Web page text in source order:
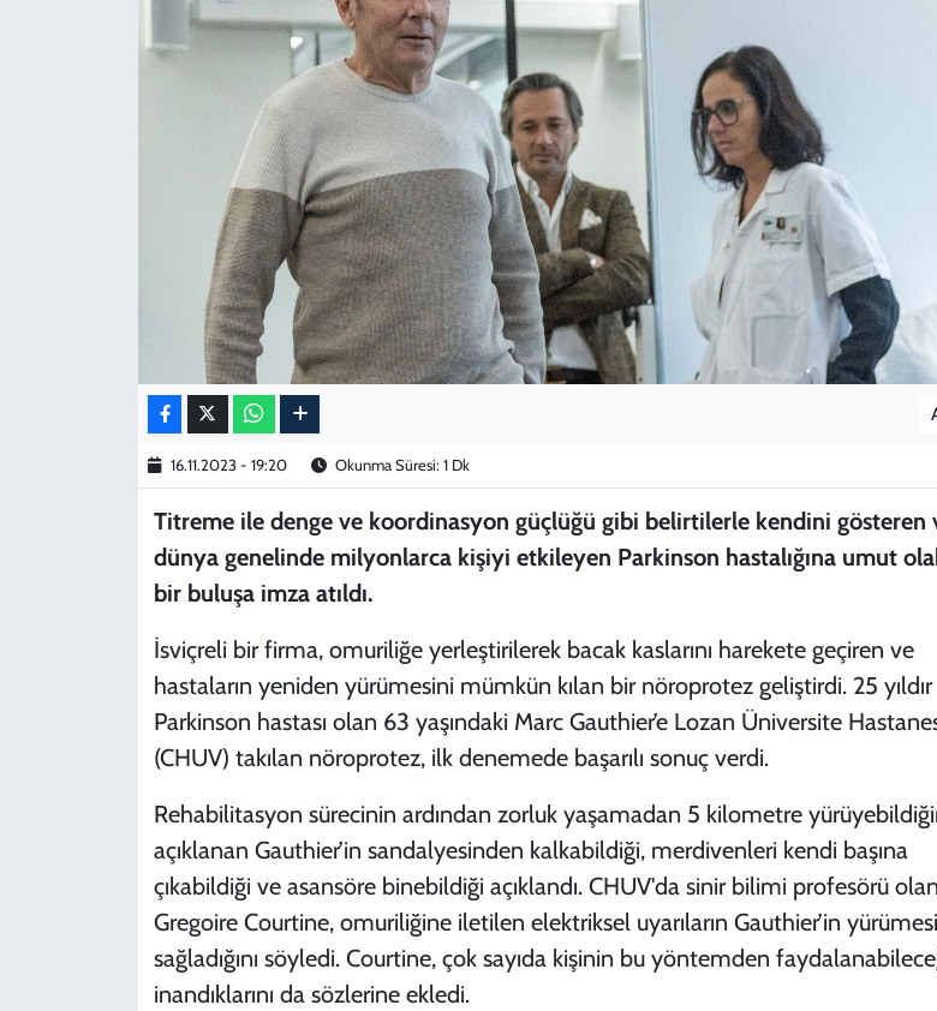
16.11.2023 - 19:20 Okunma Süresi: 1 Dk
Titreme ile denge ve koordinasyon güçlüğü gibi belirtilerle kendini gösteren
dünya genelinde milyonlarca kişiyi etkileyen Parkinson hastalığına umut
bir buluşa imza atıldı.
İsviçreli bir firma, omuriliğe yerleştirilerek bacak kaslarını harekete geçiren ve
hastaların yeniden yürümesini mümkün kılan bir nöroprotez geliştirdi. 25 yıldır
Parkinson hastası olan 63 yaşındaki Marc Gauthier’e Lozan Üniversite
(CHUV) takılan nöroprotez, ilk denemede başarılı sonuç verdi.
Rehabilitasyon sürecinin ardından zorluk yaşamadan 5 kilometre
açıklanan Gauthier’in sandalyesinden kalkabildiği, merdivenleri kendi başına
çıkabildiği ve asansöre binebildiği açıklandı. CHUV'da sinir bilimi profesörü olan
Gregoire Courtine, omuriliğine iletilen elektriksel uyarıların Gauthier’in
sağladığını söyledi. Courtine, çok sayıda kişinin bu yöntemden
inandıklarını da sözlerine ekledi.